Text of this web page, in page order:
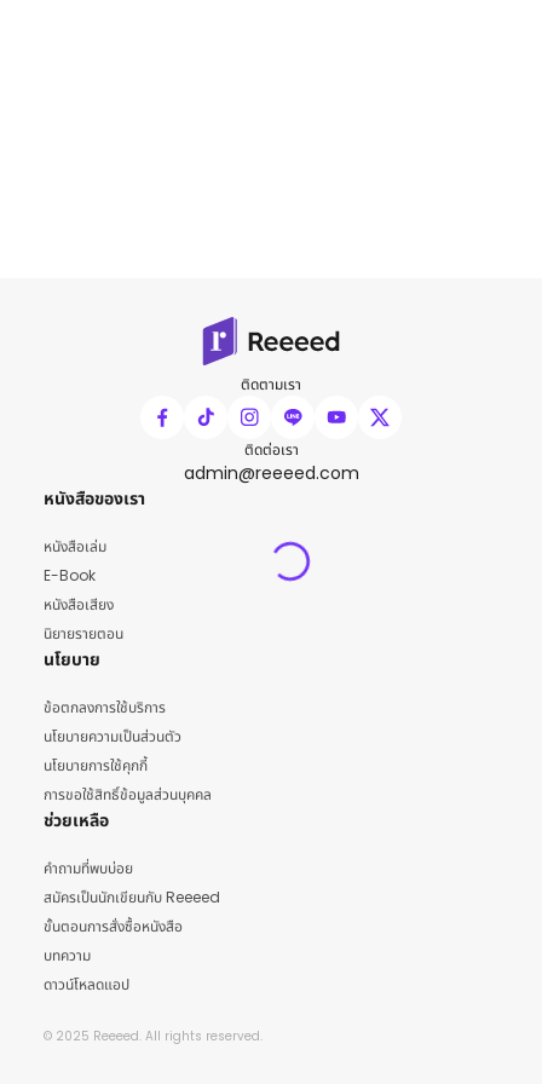
ติดตามเรา
ติดต่อเรา
admin@reeeed.com
หนังสือของเรา
หนังสือเล่ม
E-Book
หนังสือเสียง
นิยายรายตอน
นโยบาย
ข้อตกลงการใช้บริการ
นโยบายความเป็นส่วนตัว
นโยบายการใช้คุกกี้
การขอใช้สิทธิ์ข้อมูลส่วนบุคคล
ช่วยเหลือ
คำถามที่พบบ่อย
สมัครเป็นนักเขียนกับ Reeeed
ขั้นตอนการสั่งซื้อหนังสือ
บทความ
ดาวน์โหลดแอป
© 2025 Reeeed. All rights reserved.